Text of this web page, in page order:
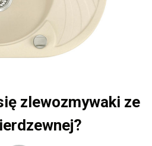
zlewozmywaki ze